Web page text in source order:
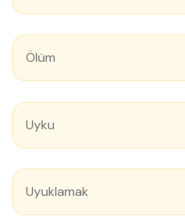
Ölüm
Uyku
Uyuklamak